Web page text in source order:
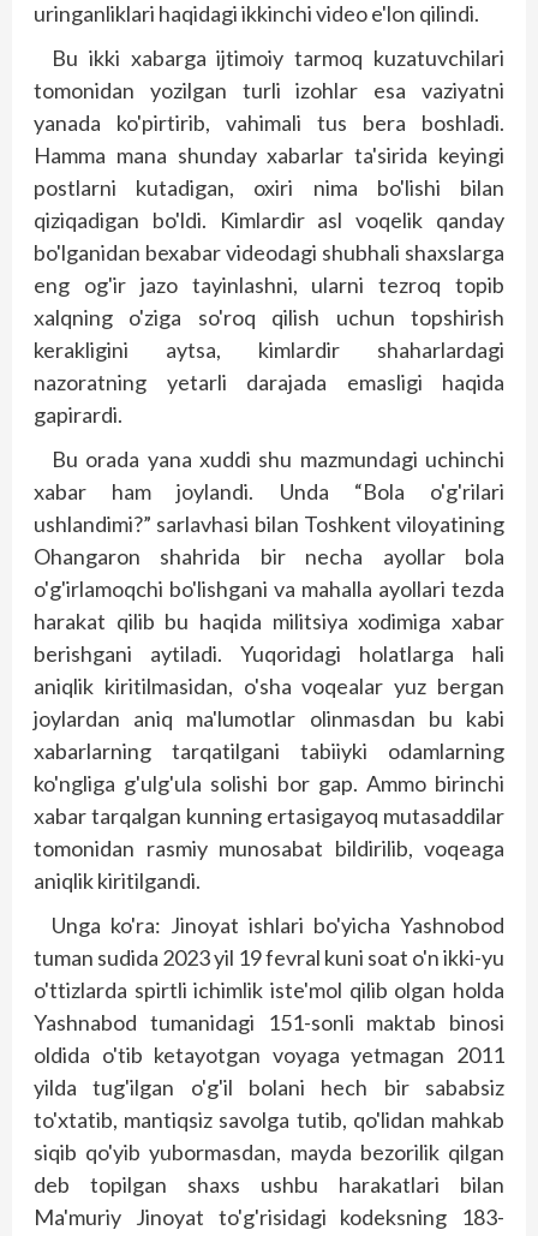
uringanliklari haqidagi ikkinchi video e'lon qilindi.
Bu ikki xabarga ijtimoiy tarmoq kuzatuvchilari
tomonidan yozilgan turli izohlar esa vaziyatni
yanada ko'pirtirib, vahimali tus bera boshladi.
Hamma mana shunday xabarlar ta'sirida keyingi
postlarni kutadigan, oxiri nima bo'lishi bilan
qiziqadigan bo'ldi. Kimlardir asl voqelik qanday
bo'lganidan bexabar videodagi shubhali shaxslarga
eng og'ir jazo tayinlashni, ularni tezroq topib
xalqning o'ziga so'roq qilish uchun topshirish
kerakligini aytsa, kimlardir shaharlardagi
nazoratning yetarli darajada emasligi haqida
gapirardi.
Bu orada yana xuddi shu mazmundagi uchinchi
xabar ham joylandi. Unda “Bola o'g'rilari
ushlandimi?” sarlavhasi bilan Toshkent viloyatining
Ohangaron shahrida bir necha ayollar bola
o'g'irlamoqchi bo'lishgani va mahalla ayollari tezda
harakat qilib bu haqida militsiya xodimiga xabar
berishgani aytiladi. Yuqoridagi holatlarga hali
aniqlik kiritilmasidan, o'sha voqealar yuz bergan
joylardan aniq ma'lumotlar olinmasdan bu kabi
xabarlarning tarqatilgani tabiiyki odamlarning
ko'ngliga g'ulg'ula solishi bor gap. Ammo birinchi
xabar tarqalgan kunning ertasigayoq mutasaddilar
tomonidan rasmiy munosabat bildirilib, voqeaga
aniqlik kiritilgandi.
Unga ko'ra: Jinoyat ishlari bo'yicha Yashnobod
tuman sudida 2023 yil 19 fevral kuni soat o'n ikki-yu
o'ttizlarda spirtli ichimlik iste'mol qilib olgan holda
Yashnabod tumanidagi 151-sonli maktab binosi
oldida o'tib ketayotgan voyaga yetmagan 2011
yilda tug'ilgan o'g'il bolani hech bir sababsiz
to'xtatib, mantiqsiz savolga tutib, qo'lidan mahkab
siqib qo'yib yubormasdan, mayda bezorilik qilgan
deb topilgan shaxs ushbu harakatlari bilan
Ma'muriy Jinoyat to'g'risidagi kodeksning 183-